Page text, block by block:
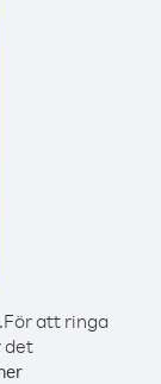
För att ringa
det